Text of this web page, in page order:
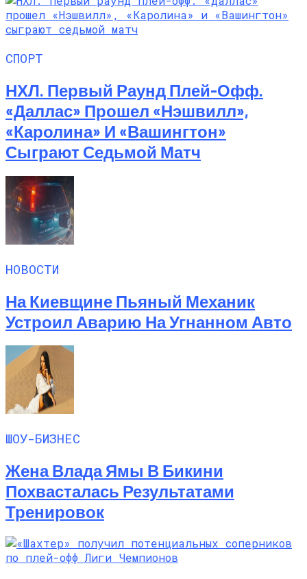
СПОРТ
НХЛ. Первый Раунд Плей-Офф.
«Даллас» Прошел «Нэшвилл»,
«Каролина» И «Вашингтон»
Сыграют Седьмой Матч
НОВОСТИ
На Киевщине Пьяный Механик
Устроил Аварию На Угнанном Авто
ШОУ-БИЗНЕС
Жена Влада Ямы В Бикини
Похвасталась Результатами
Тренировок